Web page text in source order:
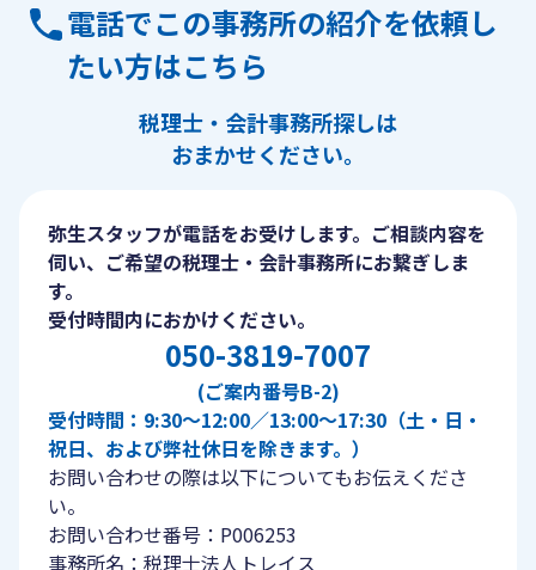
電話でこの事務所の紹介を依頼し
たい方はこちら
税理士・会計事務所探しは
おまかせください。
弥生スタッフが電話をお受けします。ご相談内容を
伺い、ご希望の税理士・会計事務所にお繋ぎしま
す。
受付時間内におかけください。
050-3819-7007
(ご案内番号B-2)
受付時間：9:30〜12:00／13:00〜17:30（土・日・
祝日、および弊社休日を除きます。）
お問い合わせの際は以下についてもお伝えくださ
い。
お問い合わせ番号：P006253
事務所名：税理士法人トレイス